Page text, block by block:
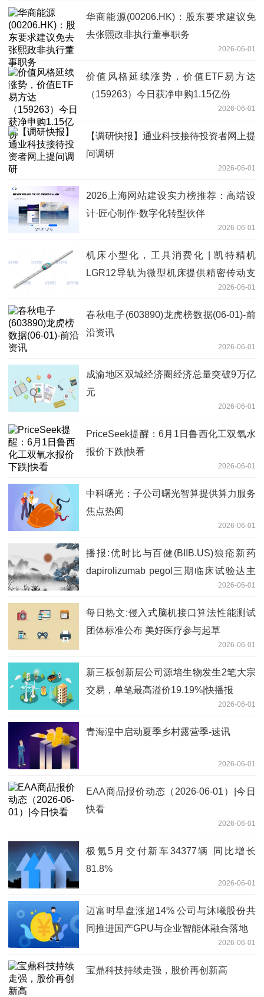
华商能源(00206.HK)：股东要求建议免
去张熙政非执行董事职务
2026-06-01
价值风格延续涨势，价值ETF易方达
（159263）今日获净申购1.15亿份
2026-06-01
【调研快报】通业科技接待投资者网上提
问调研
2026-06-01
2026上海网站建设实力榜推荐：高端设
计·匠心制作·数字化转型伙伴
2026-06-01
机床小型化，工具消费化 | 凯特精机
LGR12导轨为微型机床提供精密传动支
2026-06-01
春秋电子(603890)龙虎榜数据(06-01)-前
沿资讯
2026-06-01
成渝地区双城经济圈经济总量突破9万亿
元
2026-06-01
PriceSeek提醒：6月1日鲁西化工双氧水
报价下跌|快看
2026-06-01
中科曙光：子公司曙光智算提供算力服务
焦点热闻
2026-06-01
播报:优时比与百健(BIIB.US)狼疮新药
dapirolizumab pegol三期临床试验达主
2026-06-01
每日热文:侵入式脑机接口算法性能测试
团体标准公布 美好医疗参与起草
2026-06-01
新三板创新层公司源培生物发生2笔大宗
交易，单笔最高溢价19.19%|快播报
2026-06-01
青海湟中启动夏季乡村露营季-速讯
2026-06-01
EAA商品报价动态（2026-06-01）|今日
快看
2026-06-01
极氪5月交付新车34377辆 同比增长
81.8%
2026-06-01
迈富时早盘涨超14% 公司与沐曦股份共
同推进国产GPU与企业智能体融合落地
2026-06-01
宝鼎科技持续走强，股价再创新高